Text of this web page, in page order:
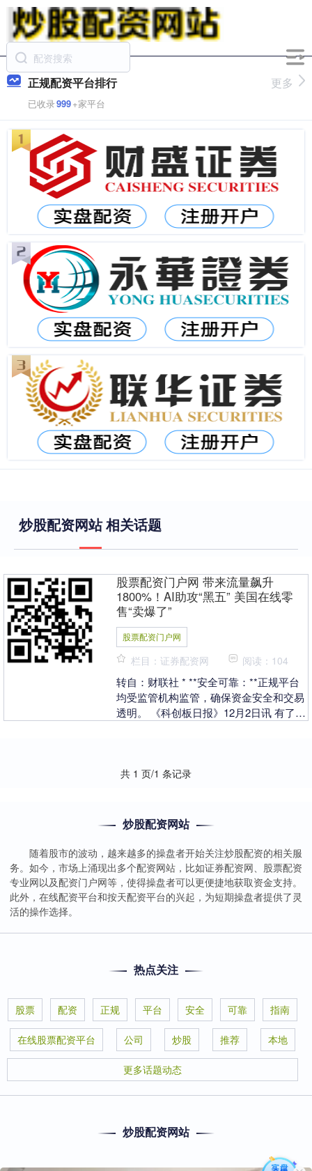
正规配资平台排行
已收录999+家平台
更多
炒股配资网站 相关话题
股票配资门户网 带来流量飙升
1800%！AI助攻“黑五” 美国在线零
售“卖爆了”
股票配资门户网
栏目：证券配资网 阅读：104
转自：财联社 * **安全可靠：**正规平台
均受监管机构监管，确保资金安全和交易
透明。 《科创板日报》12月2日讯 有了AI
共 1 页/1 条记录
炒股配资网站
随着股市的波动，越来越多的操盘者开始关注炒股配资的相关服
务。如今，市场上涌现出多个配资网站，比如证券配资网、股票配资
专业网以及配资门户网等，使得操盘者可以更便捷地获取资金支持。
此外，在线配资平台和按天配资平台的兴起，为短期操盘者提供了灵
活的操作选择。
热点关注
股票 配资 正规 平台 安全 可靠 指南
在线股票配资平台 公司 炒股 推荐 本地
更多话题动态
炒股配资网站